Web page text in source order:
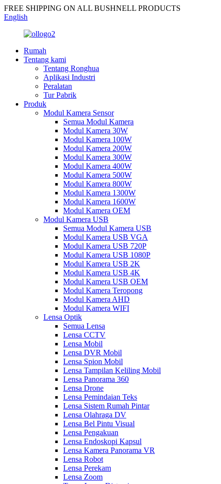
FREE SHIPPING ON ALL BUSHNELL PRODUCTS
English
Rumah
Tentang kami
Tentang Ronghua
Aplikasi Industri
Peralatan
Tur Pabrik
Produk
Modul Kamera Sensor
Semua Modul Kamera
Modul Kamera 30W
Modul Kamera 100W
Modul Kamera 200W
Modul Kamera 300W
Modul Kamera 400W
Modul Kamera 500W
Modul Kamera 800W
Modul Kamera 1300W
Modul Kamera 1600W
Modul Kamera OEM
Modul Kamera USB
Semua Modul Kamera USB
Modul Kamera USB VGA
Modul Kamera USB 720P
Modul Kamera USB 1080P
Modul Kamera USB 2K
Modul Kamera USB 4K
Modul Kamera USB OEM
Modul Kamera Teropong
Modul Kamera AHD
Modul Kamera WIFI
Lensa Optik
Semua Lensa
Lensa CCTV
Lensa Mobil
Lensa DVR Mobil
Lensa Spion Mobil
Lensa Tampilan Keliling Mobil
Lensa Panorama 360
Lensa Drone
Lensa Pemindaian Teks
Lensa Sistem Rumah Pintar
Lensa Olahraga DV
Lensa Bel Pintu Visual
Lensa Pengakuan
Lensa Endoskopi Kapsul
Lensa Kamera Panorama VR
Lensa Robot
Lensa Perekam
Lensa Zoom